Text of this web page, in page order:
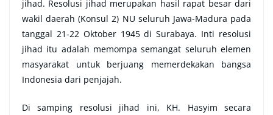
jihad. Resolusi jihad merupakan hasil rapat besar dari
wakil daerah (Konsul 2) NU seluruh Jawa-Madura pada
tanggal 21-22 Oktober 1945 di Surabaya. Inti resolusi
jihad itu adalah memompa semangat seluruh elemen
masyarakat untuk berjuang memerdekakan bangsa
Indonesia dari penjajah.
Di samping resolusi jihad ini, KH. Hasyim secara